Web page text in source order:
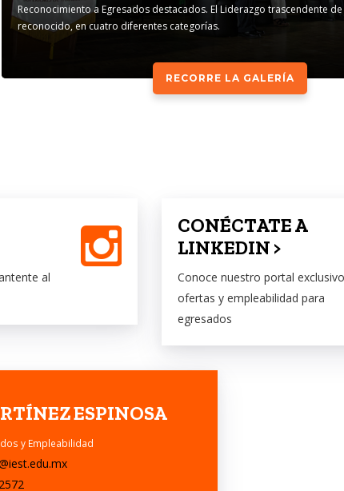
Reconocimiento a Egresados destacados. El Liderazgo trascendente
reconocido, en cuatro diferentes categorías.
RECORRE LA GALERÍA
al
CONÉCTATE A
LINKEDIN >
Conoce nuestro portal
ofertas y empleabilidad para
egresados
ESPINOSA
y Empleabilidad